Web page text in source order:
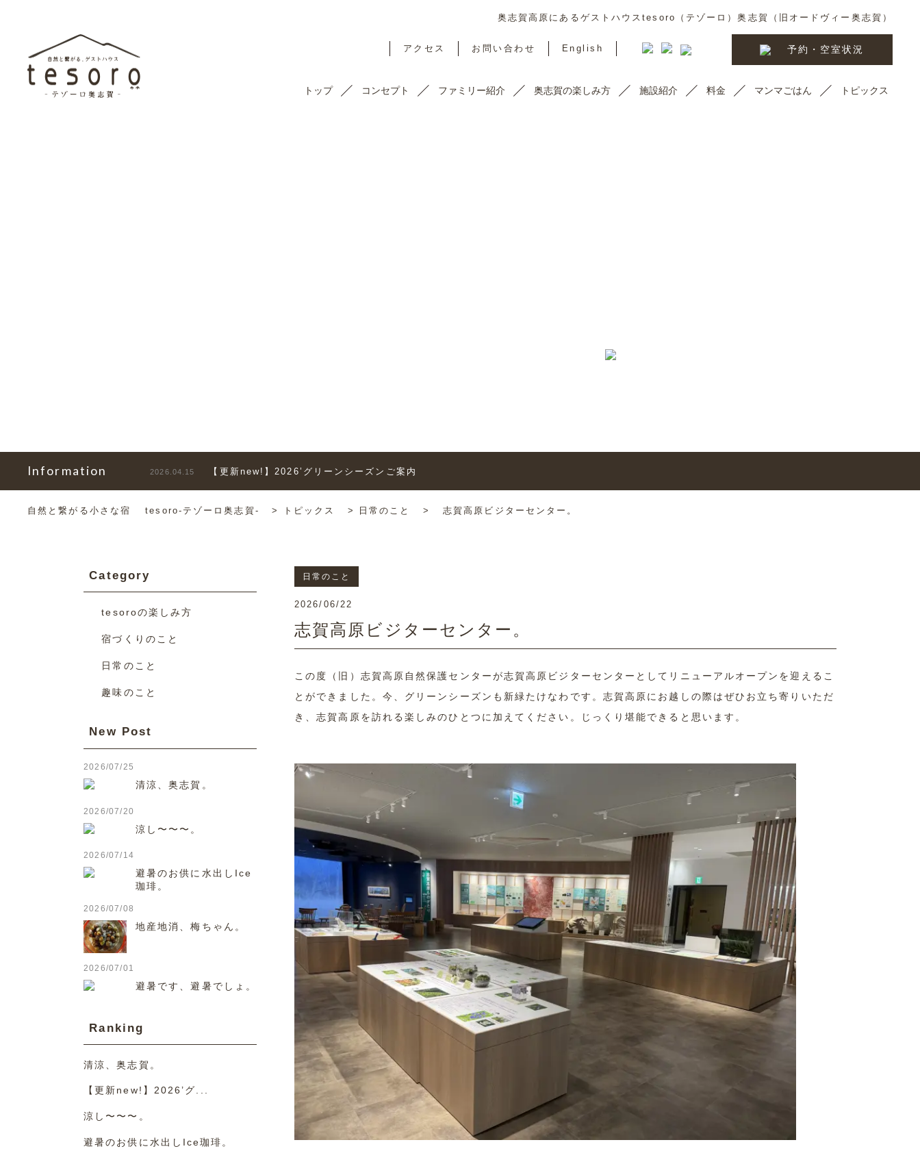
奥志賀高原にあるゲストハウスtesoro（テゾーロ）奥志賀（旧オードヴィー奥志賀）
アクセス お問い合わせ English 予約・空室状況
トップ コンセプト ファミリー紹介 奥志賀の楽しみ方 施設紹介 料金 マンマごはん トピックス
Information 2026.04.15 【更新new!】2026’グリーンシーズンご案内
自然と繋がる小さな宿 tesoro-テゾーロ奥志賀- > トピックス > 日常のこと > 志賀高原ビジターセンター。
日常のこと
2026/06/22
志賀高原ビジターセンター。
この度（旧）志賀高原自然保護センターが志賀高原ビジターセンターとしてリニューアルオープンを迎えるこ
とができました。今、グリーンシーズンも新緑たけなわです。志賀高原にお越しの際はぜひお立ち寄りいただ
き、志賀高原を訪れる楽しみのひとつに加えてください。じっくり堪能できると思います。
Category
tesoroの楽しみ方
宿づくりのこと
日常のこと
趣味のこと
New Post
2026/07/25
清涼、奥志賀。
2026/07/20
涼し〜〜〜。
2026/07/14
避暑のお供に水出しIce
珈琲。
2026/07/08
地産地消、梅ちゃん。
2026/07/01
避暑です、避暑でしょ。
Ranking
清涼、奥志賀。
【更新new!】2026’グ...
涼し〜〜〜。
避暑のお供に水出しIce珈琲。